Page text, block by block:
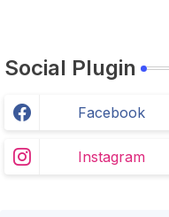
Social Plugin
Facebook
Instagram